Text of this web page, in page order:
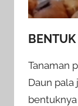
BENTUK
Tanaman
Daun